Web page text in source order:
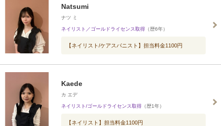
Natsumi
ナツ ミ
ネイリスト／ゴールドライセンス取得 （歴6年）
【ネイリスト/ケアスパニスト】担当料金1100円
Kaede
カ エデ
ネイリスト/ゴールドライセンス取得 （歴1年）
【ネイリスト】担当料金1100円